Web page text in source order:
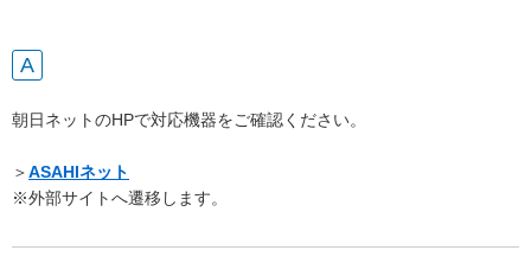
朝日ネットのHPで対応機器をご確認ください。
＞ASAHIネット
※外部サイトへ遷移します。